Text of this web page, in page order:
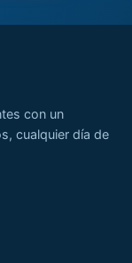
con un
cualquier día de